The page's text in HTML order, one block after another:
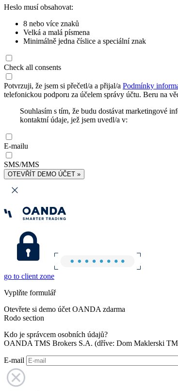
Heslo musí obsahovat:
8 nebo více znaků
Velká a malá písmena
Minimálně jedna číslice a speciální znak
Check all consents
Potvrzuji, že jsem si přečetl/a a přijal/a Podmínky
telefonickou podporu za účelem správy účtu. Beru na
Souhlasím s tím, že budu dostávat marketingové
kontaktní údaje, jež jsem uvedl/a v:
E-mailu
SMS/MMS
OTEVŘÍT DEMO ÚČET »
go to client zone
Vyplňte formulář
Otevřete si demo účet OANDA zdarma
Rodo section
Kdo je správcem osobních údajů?
OANDA TMS Brokers S.A. (dříve: Dom Maklerski
E-mail